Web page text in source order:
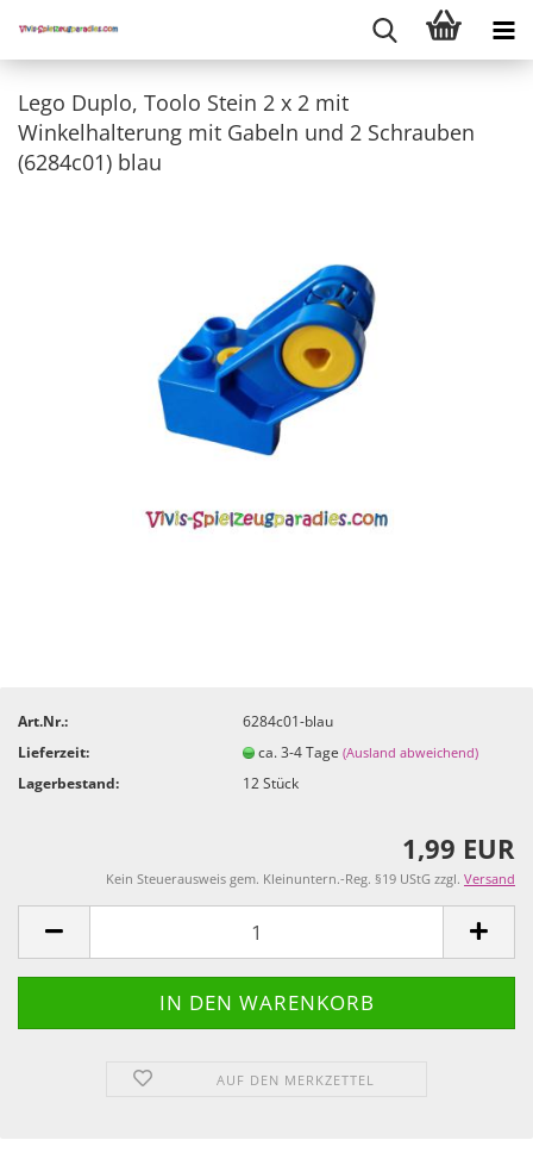
Lego Duplo, Toolo Stein 2 x 2 mit
Winkelhalterung mit Gabeln und 2 Schrauben
(6284c01) blau
Art.Nr.:
6284c01-blau
Lieferzeit:
ca. 3-4 Tage(Ausland abweichend)
Lagerbestand: 12Stück
1,99 EUR
Kein Steuerausweis gem. Kleinuntern.-Reg. §19 UStG zzgl. Versand
AUF DEN MERKZETTEL